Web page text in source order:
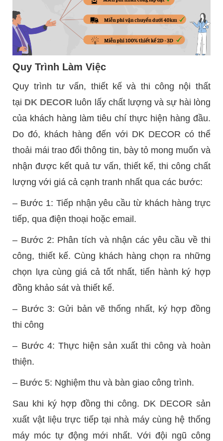
Quy Trình Làm Việc
Quy trình tư vấn, thiết kế và thi công nội thất
tại DK DECOR luôn lấy chất lượng và sự hài lòng
của khách hàng làm tiêu chí thực hiện hàng đầu.
Do đó, khách hàng đến với DK DECOR có thể
thoải mái trao đổi thông tin, bày tỏ mong muốn và
nhận được kết quả tư vấn, thiết kế, thi công chất
lượng với giá cả cạnh tranh nhất qua các bước:
– Bước 1: Tiếp nhận yêu cầu từ khách hàng trực
tiếp, qua điện thoại hoặc email.
– Bước 2: Phân tích và nhận các yêu cầu về thi
công, thiết kế. Cùng khách hàng chọn ra những
chọn lựa cùng giá cả tốt nhất, tiến hành ký hợp
đồng khảo sát và thiết kế.
– Bước 3: Gửi bản vẽ thống nhất, ký hợp đồng
thi công
– Bước 4: Thực hiện sản xuất thi công và hoàn
thiện.
– Bước 5: Nghiệm thu và bàn giao công trình.
Sau khi ký hợp đồng thi công. DK DECOR sản
xuất vật liệu trực tiếp tại nhà máy cùng hệ thống
máy móc tự động mới nhất. Với đội ngũ công